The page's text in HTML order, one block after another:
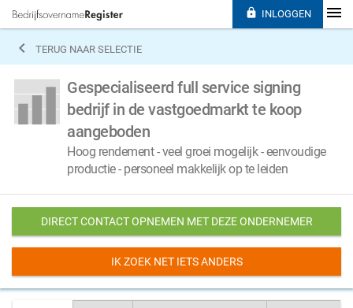
 TERUG NAAR SELECTIE
Gespecialiseerd full service signing
bedrijf in de vastgoedmarkt te koop
aangeboden
Hoog rendement - veel groei mogelijk - eenvoudige
productie - personeel makkelijk op te leiden
DIRECT CONTACT OPNEMEN MET DEZE ONDERNEMER
IK ZOEK NET IETS ANDERS
 INLOGGEN